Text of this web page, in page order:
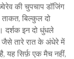
की चुपचाप डॉजिंग
बिल्कुल दो
इन दो धुंधले
जैसे तारे रात के अंधेरे में
सिर्फ़ एक मैच नहीं,